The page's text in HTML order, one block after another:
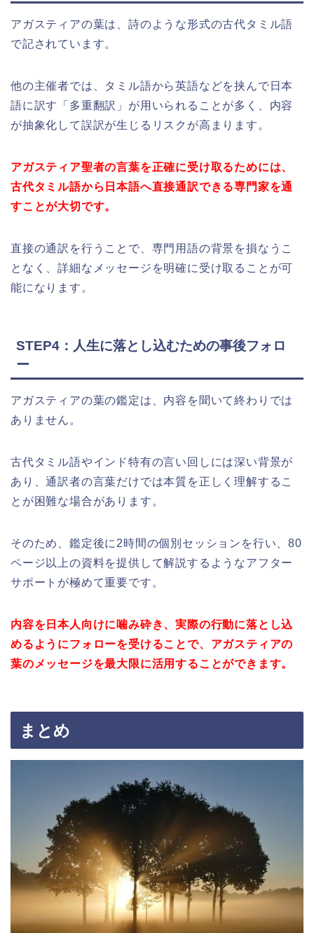
アガスティアの葉は、詩のような形式の古代タミル語
で記されています。
他の主催者では、タミル語から英語などを挟んで日本
語に訳す「多重翻訳」が用いられることが多く、内容
が抽象化して誤訳が生じるリスクが高まります。
アガスティア聖者の言葉を正確に受け取るためには、
古代タミル語から日本語へ直接通訳できる専門家を通
すことが大切です。
直接の通訳を行うことで、専門用語の背景を損なうこ
となく、詳細なメッセージを明確に受け取ることが可
能になります。
STEP4：人生に落とし込むための事後フォロ
ー
アガスティアの葉の鑑定は、内容を聞いて終わりでは
ありません。
古代タミル語やインド特有の言い回しには深い背景が
あり、通訳者の言葉だけでは本質を正しく理解するこ
とが困難な場合があります。
そのため、鑑定後に2時間の個別セッションを行い、80
ページ以上の資料を提供して解説するようなアフター
サポートが極めて重要です。
内容を日本人向けに噛み砕き、実際の行動に落とし込
めるようにフォローを受けることで、アガスティアの
葉のメッセージを最大限に活用することができます。
まとめ